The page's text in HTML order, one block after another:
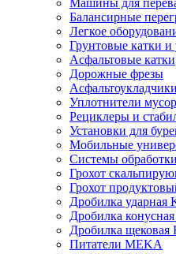
Машины для
Балансирные
Легкое
Грунтовые катки и
Асфальтовые катки
Дорожные фрезы
Уплотнители
Рециклеры и
Установки для
Мобильные
Системы
Грохот
Грохот
Дробилка ударная
Дробилка
Дробилка щековая
Питатели MEKA